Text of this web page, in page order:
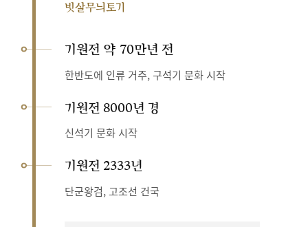
빗살무늬토기
기원전 약 70만년 전
한반도에 인류 거주, 구석기 문화 시작
기원전 8000년 경
신석기 문화 시작
기원전 2333년
단군왕검, 고조선 건국